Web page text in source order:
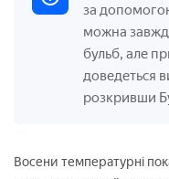
за
можна
бульб, але
доведеться
розкривши
Восени температурні